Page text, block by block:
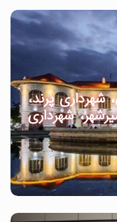
پرند،
شهرداری